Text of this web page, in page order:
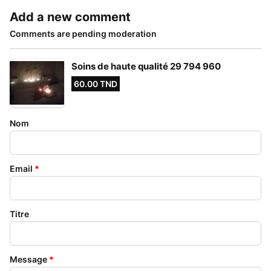
Add a new comment
Comments are pending moderation
Soins de haute qualité 29 794 960
60.00 TND
Nom
Email *
Titre
Message *